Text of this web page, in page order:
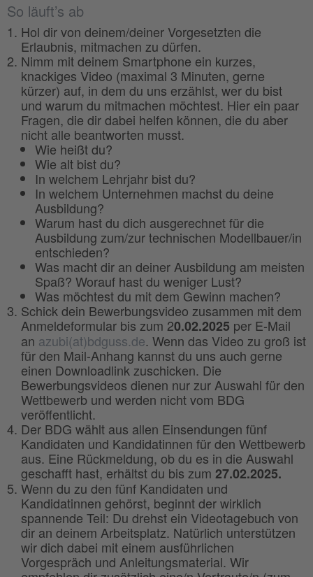
So läuft’s ab
Hol dir von deinem/deiner Vorgesetzten die
Erlaubnis, mitmachen zu dürfen.
Nimm mit deinem Smartphone ein kurzes,
knackiges Video (maximal 3 Minuten, gerne
kürzer) auf, in dem du uns erzählst, wer du bist
und warum du mitmachen möchtest. Hier ein paar
Fragen, die dir dabei helfen können, die du aber
nicht alle beantworten musst.
Wie heißt du?
Wie alt bist du?
In welchem Lehrjahr bist du?
In welchem Unternehmen machst du deine
Ausbildung?
Warum hast du dich ausgerechnet für die
Ausbildung zum/zur technischen Modellbauer/in
entschieden?
Was macht dir an deiner Ausbildung am meisten
Spaß? Worauf hast du weniger Lust?
Was möchtest du mit dem Gewinn machen?
Schick dein Bewerbungsvideo zusammen mit dem
Anmeldeformular bis zum 20.02.2025 per E-Mail
an azubi(at)bdguss.de. Wenn das Video zu groß ist
für den Mail-Anhang kannst du uns auch gerne
einen Downloadlink zuschicken. Die
Bewerbungsvideos dienen nur zur Auswahl für den
Wettbewerb und werden nicht vom BDG
veröffentlicht.
Der BDG wählt aus allen Einsendungen fünf
Kandidaten und Kandidatinnen für den Wettbewerb
aus. Eine Rückmeldung, ob du es in die Auswahl
geschafft hast, erhältst du bis zum 27.02.2025.
Wenn du zu den fünf Kandidaten und
Kandidatinnen gehörst, beginnt der wirklich
spannende Teil: Du drehst ein Videotagebuch von
dir an deinem Arbeitsplatz. Natürlich unterstützen
wir dich dabei mit einem ausführlichen
Vorgespräch und Anleitungsmaterial. Wir